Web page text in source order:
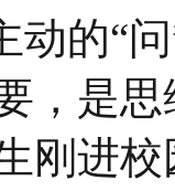
动的“
，是
刚进